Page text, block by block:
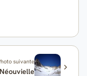
suivante